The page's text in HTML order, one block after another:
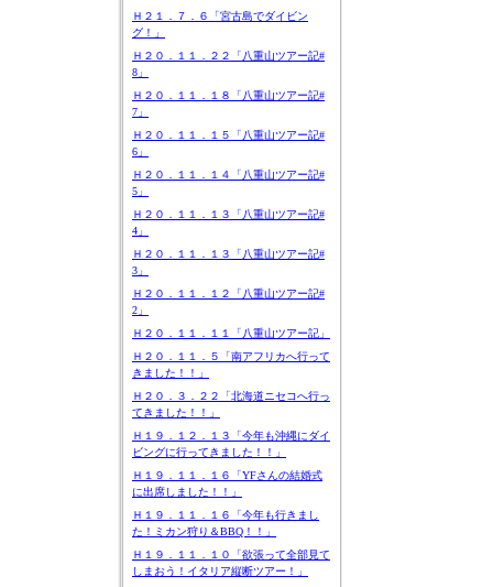
Ｈ２１．７．６「宮古島でダイビン
グ！」
Ｈ２０．１１．２２「八重山ツアー記#
8」
Ｈ２０．１１．１８「八重山ツアー記#
7」
Ｈ２０．１１．１５「八重山ツアー記#
6」
Ｈ２０．１１．１４「八重山ツアー記#
5」
Ｈ２０．１１．１３「八重山ツアー記#
4」
Ｈ２０．１１．１３「八重山ツアー記#
3」
Ｈ２０．１１．１２「八重山ツアー記#
2」
Ｈ２０．１１．１１「八重山ツアー記」
Ｈ２０．１１．５「南アフリカへ行って
きました！！」
Ｈ２０．３．２２「北海道ニセコへ行っ
てきました！！」
Ｈ１９．１２．１３「今年も沖縄にダイ
ビングに行ってきました！！」
Ｈ１９．１１．１６「YFさんの結婚式
に出席しました！！」
Ｈ１９．１１．１６「今年も行きまし
た！ミカン狩り＆BBQ！！」
Ｈ１９．１１．１０「欲張って全部見て
しまおう！イタリア縦断ツアー！」